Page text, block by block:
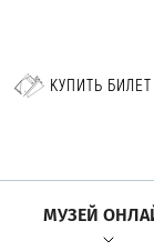
КУПИТЬ БИЛЕТ
МУЗЕЙ